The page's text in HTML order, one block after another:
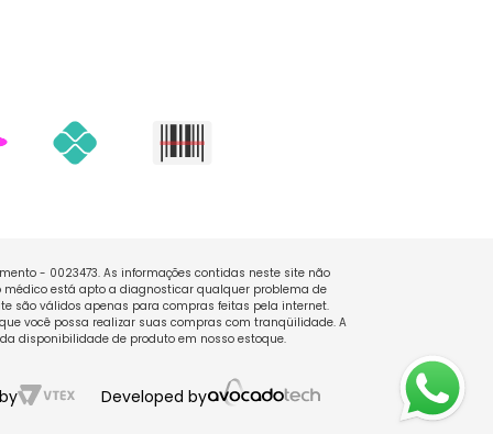
- 0023473. As informações contidas neste site não
está apto a diagnosticar qualquer problema de
são válidos apenas para compras feitas pela internet.
você possa realizar suas compras com tranqüilidade. A
disponibilidade de produto em nosso estoque.
Developed by